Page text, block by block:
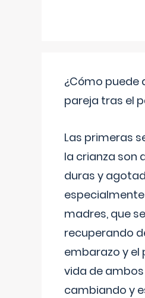
¿Cómo puede
pareja tras el
Las primeras
la crianza son
duras y
madres, que
recuperando
embarazo y el
vida de
cambiando y